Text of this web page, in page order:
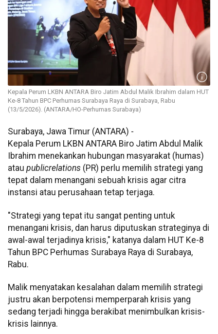
Kepala Perum LKBN ANTARA Biro Jatim Abdul Malik Ibrahim dalam HUT
Ke-8 Tahun BPC Perhumas Surabaya Raya di Surabaya, Rabu
(13/5/2026). (ANTARA/HO-Perhumas Surabaya)
Surabaya, Jawa Timur (ANTARA) -
Kepala Perum LKBN ANTARA Biro Jatim Abdul Malik
Ibrahim menekankan hubungan masyarakat (humas)
atau publicrelations (PR) perlu memilih strategi yang
tepat dalam menangani sebuah krisis agar citra
instansi atau perusahaan tetap terjaga.
"Strategi yang tepat itu sangat penting untuk
menangani krisis, dan harus diputuskan strateginya di
awal-awal terjadinya krisis," katanya dalam HUT Ke-8
Tahun BPC Perhumas Surabaya Raya di Surabaya,
Rabu.
Malik menyatakan kesalahan dalam memilih strategi
justru akan berpotensi memperparah krisis yang
sedang terjadi hingga berakibat menimbulkan krisis-
krisis lainnya.